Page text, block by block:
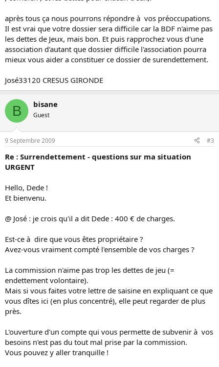
après tous ça nous pourrons répondre à vos préoccupations.
Il est vrai que votre dossier sera difficile car la BDF n'aime pas
les dettes de Jeux, mais bon. Et puis rapprochez vous d'une
association d'autant que dossier difficile l'association pourra
mieux vous aider a constituer ce dossier de surendettement.
José33120 CRESUS GIRONDE
B bisane
Guest
9 Septembre 2009 #3
Re : Surrendettement - questions sur ma situation
URGENT
Hello, Dede !
Et bienvenu.
@ José : je crois qu'il a dit Dede : 400 € de charges.
Est-ce à dire que vous êtes propriétaire ?
Avez-vous vraiment compté l'ensemble de vos charges ?
La commission n'aime pas trop les dettes de jeu (=
endettement volontaire).
Mais si vous faites votre lettre de saisine en expliquant ce que
vous dîtes ici (en plus concentré), elle peut regarder de plus
près.
L'ouverture d'un compte qui vous permette de subvenir à vos
besoins n'est pas du tout mal prise par la commission.
Vous pouvez y aller tranquille !